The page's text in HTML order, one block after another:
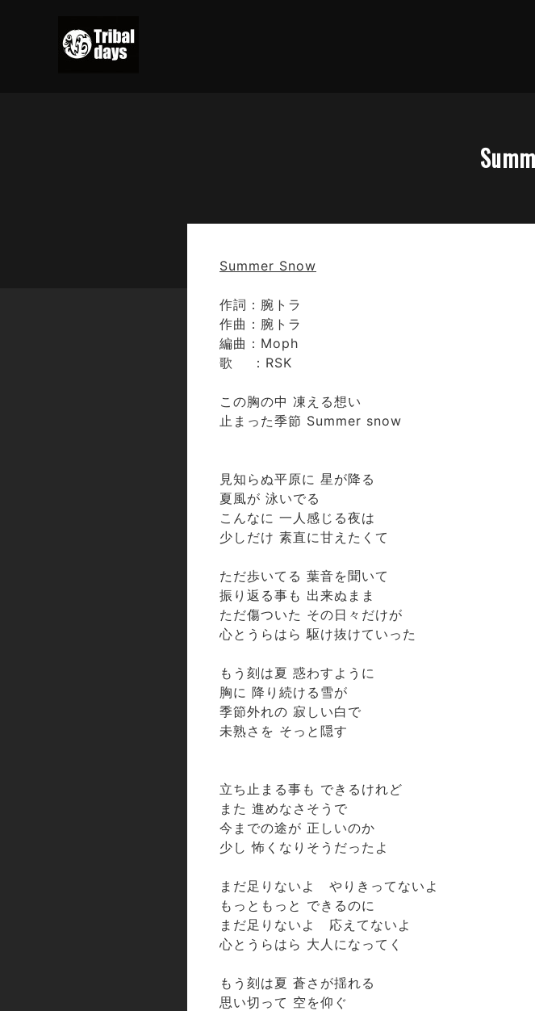
Summer Snow
作詞：腕トラ
作曲：腕トラ
編曲：Moph
歌 ：RSK
この胸の中 凍える想い
止まった季節 Summer snow
見知らぬ平原に 星が降る
夏風が 泳いでる
こんなに 一人感じる夜は
少しだけ 素直に甘えたくて
ただ歩いてる 葉音を聞いて
振り返る事も 出来ぬまま
ただ傷ついた その日々だけが
心とうらはら 駆け抜けていった
もう刻は夏 惑わすように
胸に 降り続ける雪が
季節外れの 寂しい白で
未熟さを そっと隠す
立ち止まる事も できるけれど
また 進めなさそうで
今までの途が 正しいのか
少し 怖くなりそうだったよ
まだ足りないよ やりきってないよ
もっともっと できるのに
まだ足りないよ 応えてないよ
心とうらはら 大人になってく
もう刻は夏 蒼さが揺れる
思い切って 空を仰ぐ